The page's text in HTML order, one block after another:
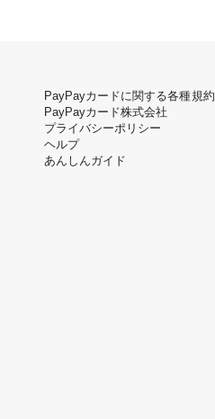
PayPayカードに関する各種規約
PayPayカード株式会社
プライバシーポリシー
ヘルプ
あんしんガイド